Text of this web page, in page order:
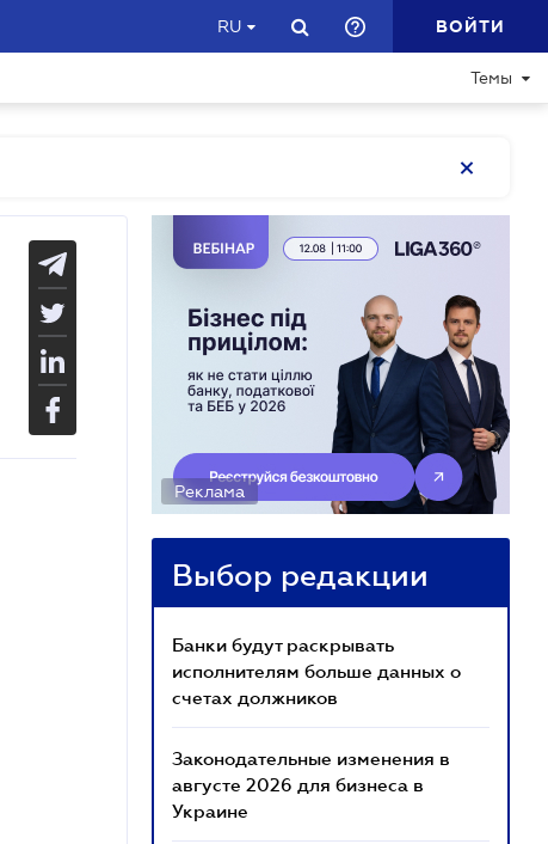
RU ВОЙТИ
Темы
Реклама
Выбор редакции
Банки будут раскрывать
исполнителям больше данных о
счетах должников
Законодательные изменения в
августе 2026 для бизнеса в
Украине